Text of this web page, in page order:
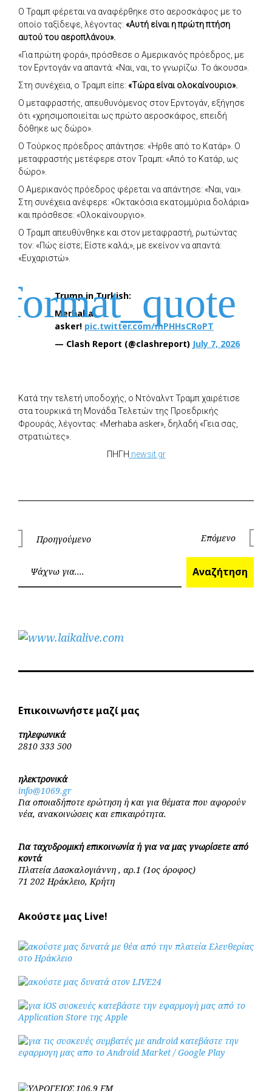
Ο Τραμπ φέρεται να αναφέρθηκε στο αεροσκάφος με το
οποίο ταξίδεψε, λέγοντας: «Αυτή είναι η πρώτη πτήση
αυτού του αεροπλάνου».
«Για πρώτη φορά», πρόσθεσε ο Αμερικανός πρόεδρος, με
τον Ερντογάν να απαντά: «Ναι, ναι, το γνωρίζω. Το άκουσα».
Στη συνέχεια, ο Τραμπ είπε: «Τώρα είναι ολοκαίνουριο».
Ο μεταφραστής, απευθυνόμενος στον Ερντογάν, εξήγησε
ότι «χρησιμοποιείται ως πρώτο αεροσκάφος, επειδή
δόθηκε ως δώρο».
Ο Τούρκος πρόεδρος απάντησε: «Ήρθε από το Κατάρ». Ο
μεταφραστής μετέφερε στον Τραμπ: «Από το Κατάρ, ως
δώρο».
Ο Αμερικανός πρόεδρος φέρεται να απάντησε: «Ναι, ναι».
Στη συνέχεια ανέφερε: «Οκτακόσια εκατομμύρια δολάρια»
και πρόσθεσε: «Ολοκαίνουργιο».
Ο Τραμπ απευθύνθηκε και στον μεταφραστή, ρωτώντας
τον: «Πώς είστε; Είστε καλά;», με εκείνον να απαντά:
«Ευχαριστώ».
Trump in Turkish:
Merhaba
asker! pic.twitter.com/mPHHsCRoPT
— Clash Report (@clashreport) July 7, 2026
Κατά την τελετή υποδοχής, ο Ντόναλντ Τραμπ χαιρέτισε
στα τουρκικά τη Μονάδα Τελετών της Προεδρικής
Φρουράς, λέγοντας: «Merhaba asker», δηλαδή «Γεια σας,
στρατιώτες».
ΠΗΓΗ newsit.gr
Πλοήγηση
άρθρων
Προηγούμενο Επόμενο
Αναζήτηση
Επικοινωνήστε μαζί μας
τηλεφωνικά
2810 333 500
ηλεκτρονικά
info@1069.gr
Για οποιαδήποτε ερώτηση ή και για θέματα που αφορούν
νέα, ανακοινώσεις και επικαιρότητα.
Για ταχυδρομική επικοινωνία ή για να μας γνωρίσετε από
κοντά
Πλατεία Δασκαλογιάννη , αρ.1 (1ος όροφος)
71 202 Ηράκλειο, Κρήτη
Ακούστε μας Live!